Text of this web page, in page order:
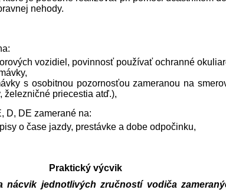
nehody.
vozidiel, povinnosť používať ochranné
s osobitnou pozornosťou zameranou na
železničné priecestia atď.),
D, DE zamerané na:
o čase jazdy, prestávke a dobe odpočinku,
Praktický výcvik
jednotlivých zručností vodiča